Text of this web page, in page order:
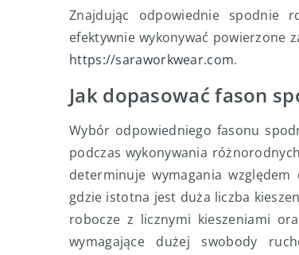
Znajdując odpowiednie spodnie
efektywnie wykonywać powierzone
https://saraworkwear.com.
Jak dopasować fason
Wybór odpowiedniego fasonu
podczas wykonywania
determinuje wymagania
gdzie istotna jest duża liczba
robocze z licznymi kieszeniami
wymagające dużej swobody